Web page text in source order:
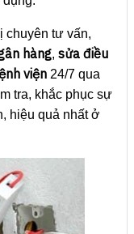
chuyên tư vấn,
hàng, sửa điều
viện 24/7 qua
tra, khắc phục sự
hiệu quả nhất ở